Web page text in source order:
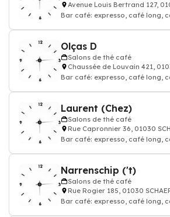
Avenue Louis Bertrand 127,
Bar café: expresso, café long,
Olças D
Salons de thé café
Chaussée de Louvain 421,
Bar café: expresso, café long,
Laurent (Chez)
Salons de thé café
Rue Capronnier 36, 01030
Bar café: expresso, café long,
Narrenschip ('t)
Salons de thé café
Rue Rogier 185, 01030
Bar café: expresso, café long,